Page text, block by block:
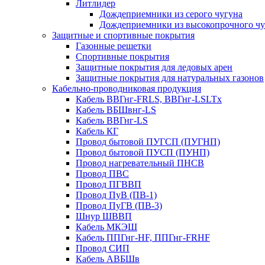
Литлидер
Дождеприемники из серого чугуна
Дождеприемники из высокопрочного
Защитные и спортивные покрытия
Газонные решетки
Спортивные покрытия
Защитные покрытия для ледовых арен
Защитные покрытия для натуральных газонов
Кабельно-проводниковая продукция
Кабель ВВГнг-FRLS, ВВГнг-LSLTx
Кабель ВБШвнг-LS
Кабель ВВГнг-LS
Кабель КГ
Провод бытовой ПУГСП (ПУГНП)
Провод бытовой ПУСП (ПУНП)
Провод нагревательный ПНСВ
Провод ПВС
Провод ПГВВП
Провод ПуВ (ПВ-1)
Провод ПуГВ (ПВ-3)
Шнур ШВВП
Кабель МКЭШ
Кабель ППГнг-HF, ППГнг-FRHF
Провод СИП
Кабель АВБШв